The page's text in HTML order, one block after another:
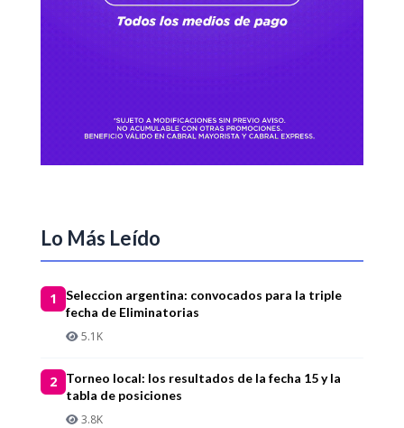
Lo Más Leído
1
Seleccion argentina: convocados para la triple
fecha de Eliminatorias
5.1K
2
Torneo local: los resultados de la fecha 15 y la
tabla de posiciones
3.8K